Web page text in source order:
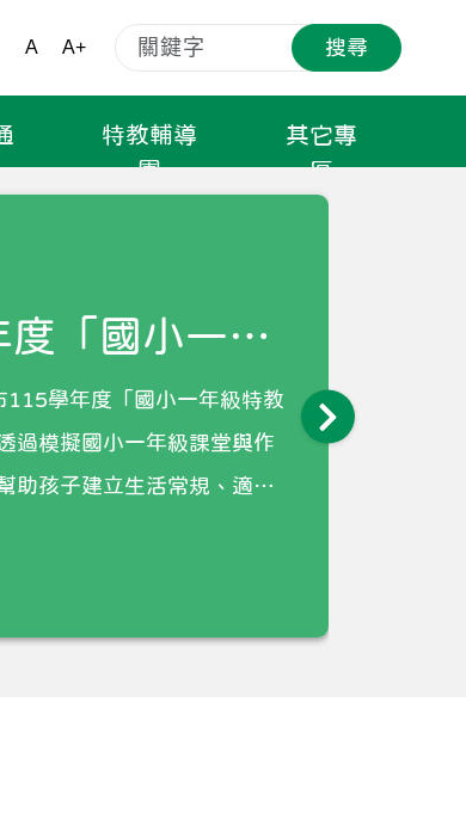
A A+ 搜尋
特教輔導
團
其它專
區
「國小一年
學體驗營」
115學年度「國小一年級特教
過模擬國小一年級課堂與作
助孩子建立生活常規、適應
輪